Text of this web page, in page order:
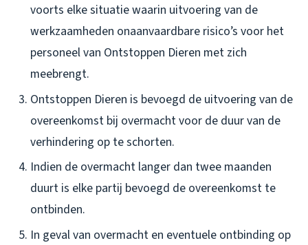
voorts elke situatie waarin uitvoering van de
werkzaamheden onaanvaardbare risico’s voor het
personeel van Ontstoppen Dieren met zich
meebrengt.
Ontstoppen Dieren is bevoegd de uitvoering van de
overeenkomst bij overmacht voor de duur van de
verhindering op te schorten.
Indien de overmacht langer dan twee maanden
duurt is elke partij bevoegd de overeenkomst te
ontbinden.
In geval van overmacht en eventuele ontbinding op